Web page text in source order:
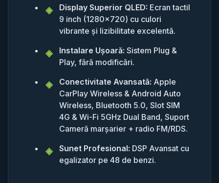
Display Superior QLED: Ecran tactil
9 inch (1280x720) cu culori
vibrante și lizibilitate excelentă.
Instalare Ușoară: Sistem Plug &
Play, fără modificări.
Conectivitate Avansată: Apple
CarPlay Wireless & Android Auto
Wireless, Bluetooth 5.0, Slot SIM
4G & Wi-Fi 5GHz Dual Band, Suport
Cameră marșarier + radio FM/RDS.
Sunet Profesional: DSP Avansat cu
egalizator pe 48 de benzi.